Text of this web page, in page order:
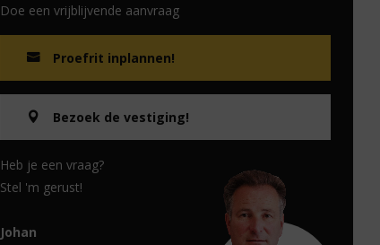
Doe een vrijblijvende aanvraag
Proefrit inplannen!
Bezoek de vestiging!
Heb je een vraag?
Stel 'm gerust!
Johan